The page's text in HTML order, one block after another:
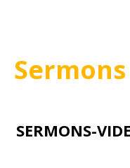
Sermons
SERMONS-